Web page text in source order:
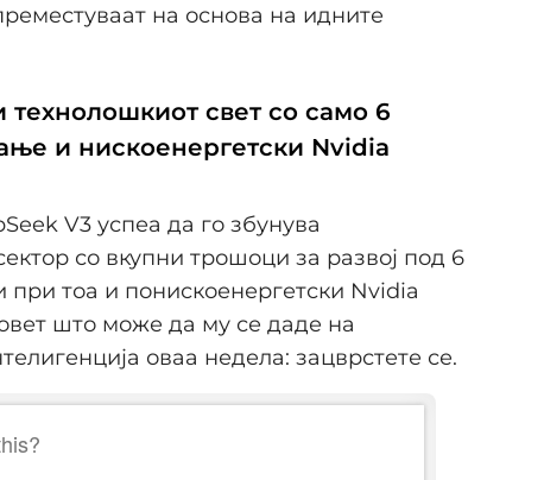
на основа на идните
технолошкиот свет со само 6
и нискоенергетски Nvidia
V3 успеа да го збунува
со вкупни трошоци за развој под 6
при тоа и понискоенергетски Nvidia
што може да му се даде на
оваа недела: зацврстете се.